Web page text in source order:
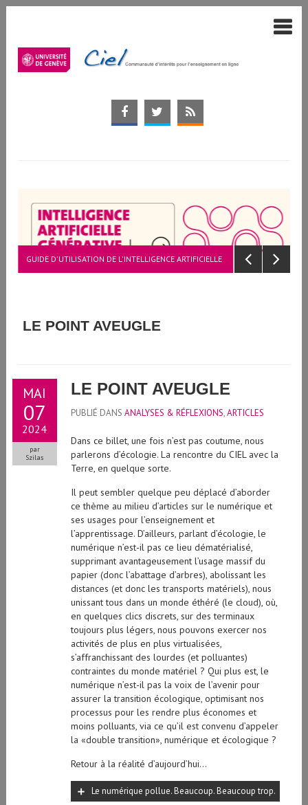
GUIDE D'UTILISATION DE L'INTELLIGENCE ARTIFICIELLE
LE POINT AVEUGLE
MAI
07
2024
par
Szilas
LE POINT AVEUGLE
PUBLIÉ DANS ANALYSES & RÉFLEXIONS,ARTICLES
Dans ce billet, une fois n’est pas coutume, nous
parlerons d’écologie. La rencontre du CIEL avec la
Terre, en quelque sorte.
Il peut sembler quelque peu déplacé d’aborder
ce thème au milieu d’articles sur le numérique et
ses usages pour l’enseignement et
l’apprentissage. D’ailleurs, parlant d’écologie, le
numérique n’est-il pas ce lieu dématérialisé,
supprimant avantageusement l’usage massif du
papier (donc l’abattage d’arbres), abolissant les
distances (et donc les transports matériels), nous
unissant tous dans un monde éthéré (le cloud), où,
en quelques clics discrets, sur des terminaux
toujours plus légers, nous pouvons exercer nos
activités de plus en plus virtualisées,
s’affranchissant des lourdes (et polluantes)
contraintes du monde matériel ? Qui plus est, le
numérique n’est-il pas la voix de l’avenir pour
assurer la transition écologique, optimisant nos
processus pour les rendre plus économes et
moins polluants, via ce qu’il est convenu d’appeler
la «double transition», numérique et écologique ?
Retour à la réalité d’aujourd’hui…
Le numérique pollue. Beaucoup. Beaucoup trop.